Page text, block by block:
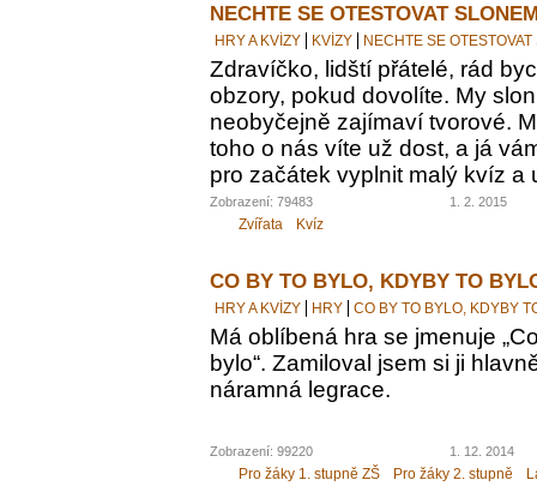
NECHTE SE OTESTOVAT
HRY A KVÍZY KVÍZY NECHTE SE
Zdravíčko, lidští přátelé, rád
obzory, pokud dovolíte. My
neobyčejně zajímaví tvorové.
toho o nás víte už dost, a já
pro začátek vyplnit malý kvíz a
Zobrazení: 79483 1. 2. 2015
Zvířata Kvíz
CO BY TO BYLO, KDYBY TO
HRY A KVÍZY HRY CO BY TO BYLO, KDYBY
Má oblíbená hra se jmenuje
bylo“. Zamiloval jsem si ji
náramná legrace.
Zobrazení: 99220 1. 12. 2014
Pro žáky 1. stupně ZŠ Pro žáky 2. stupně